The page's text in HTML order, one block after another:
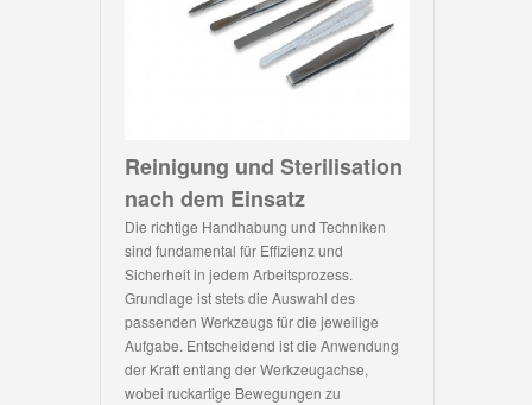
Reinigung und Sterilisation
nach dem Einsatz
Die richtige Handhabung und Techniken
sind fundamental für Effizienz und
Sicherheit in jedem Arbeitsprozess.
Grundlage ist stets die Auswahl des
passenden Werkzeugs für die jeweilige
Aufgabe. Entscheidend ist die Anwendung
der Kraft entlang der Werkzeugachse,
wobei ruckartige Bewegungen zu